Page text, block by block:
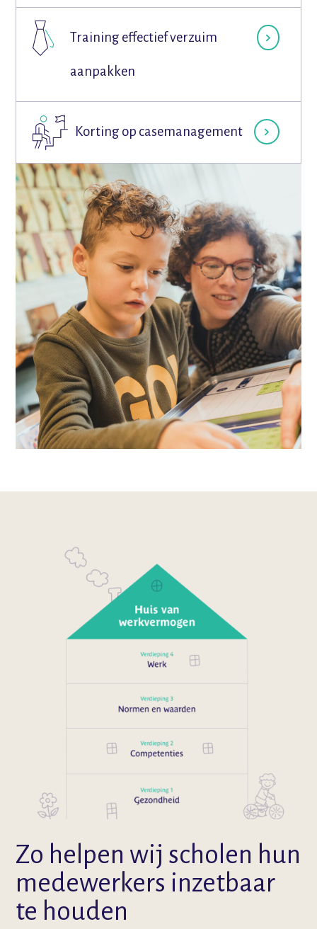
Training effectief verzuim
aanpakken
Korting op casemanagement
Zo helpen wij scholen hun
medewerkers inzetbaar
te houden